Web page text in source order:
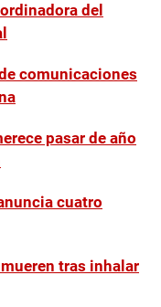
del
comunicaciones
pasar de año
cuatro
tras inhalar